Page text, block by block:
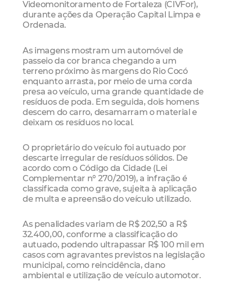
Videomonitoramento de Fortaleza (CIVFor),
durante ações da Operação Capital Limpa e
Ordenada.
As imagens mostram um automóvel de
passeio da cor branca chegando a um
terreno próximo às margens do Rio Cocó
enquanto arrasta, por meio de uma corda
presa ao veículo, uma grande quantidade de
resíduos de poda. Em seguida, dois homens
descem do carro, desamarram o material e
deixam os resíduos no local.
O proprietário do veículo foi autuado por
descarte irregular de resíduos sólidos. De
acordo com o Código da Cidade (Lei
Complementar nº 270/2019), a infração é
classificada como grave, sujeita à aplicação
de multa e apreensão do veículo utilizado.
As penalidades variam de R$ 202,50 a R$
32.400,00, conforme a classificação do
autuado, podendo ultrapassar R$ 100 mil em
casos com agravantes previstos na legislação
municipal, como reincidência, dano
ambiental e utilização de veículo automotor.